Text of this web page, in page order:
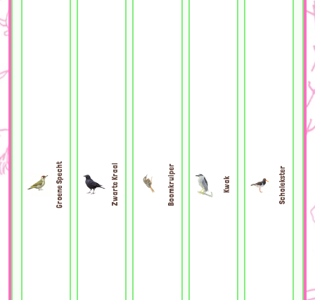
Groene Specht Zwarte Kraai Boomkruiper Kwak Scholekster